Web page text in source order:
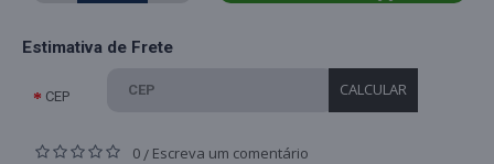
Estimativa de Frete
CEP CALCULAR
0 / Escreva um comentário